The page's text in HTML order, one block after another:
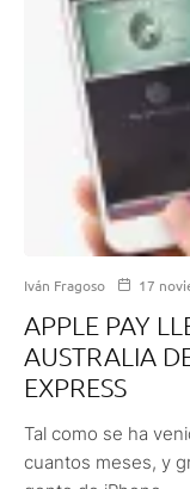
Iván Fragoso 17
APPLE PAY
AUSTRALIA
EXPRESS
Tal como se ha
cuantos meses, y